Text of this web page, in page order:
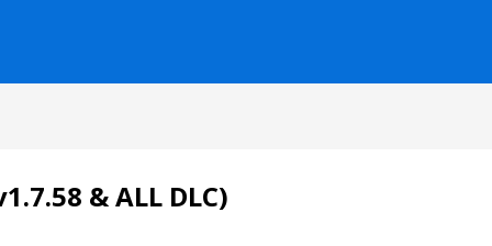
& ALL DLC)